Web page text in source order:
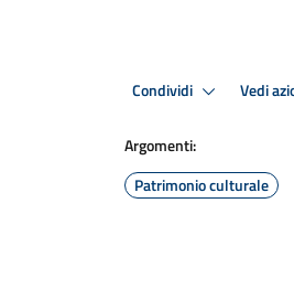
Condividi Vedi
Argomenti:
Patrimonio culturale